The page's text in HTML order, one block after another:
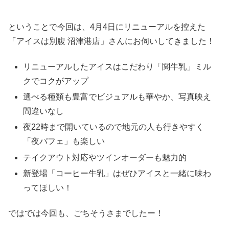
ということで今回は、4月4日にリニューアルを控えた
「アイスは別腹 沼津港店」さんにお伺いしてきました！
リニューアルしたアイスはこだわり「関牛乳」ミル
クでコクがアップ
選べる種類も豊富でビジュアルも華やか、写真映え
間違いなし
夜22時まで開いているので地元の人も行きやすく
「夜パフェ」も楽しい
テイクアウト対応やツインオーダーも魅力的
新登場「コーヒー牛乳」はぜひアイスと一緒に味わ
ってほしい！
ではでは今回も、ごちそうさまでしたー！